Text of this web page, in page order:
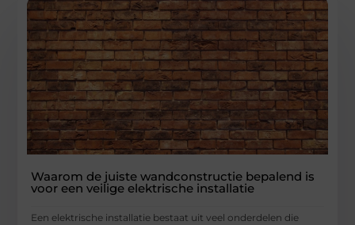
Waarom de juiste wandconstructie bepalend is
voor een veilige elektrische installatie
Een elektrische installatie bestaat uit veel onderdelen die